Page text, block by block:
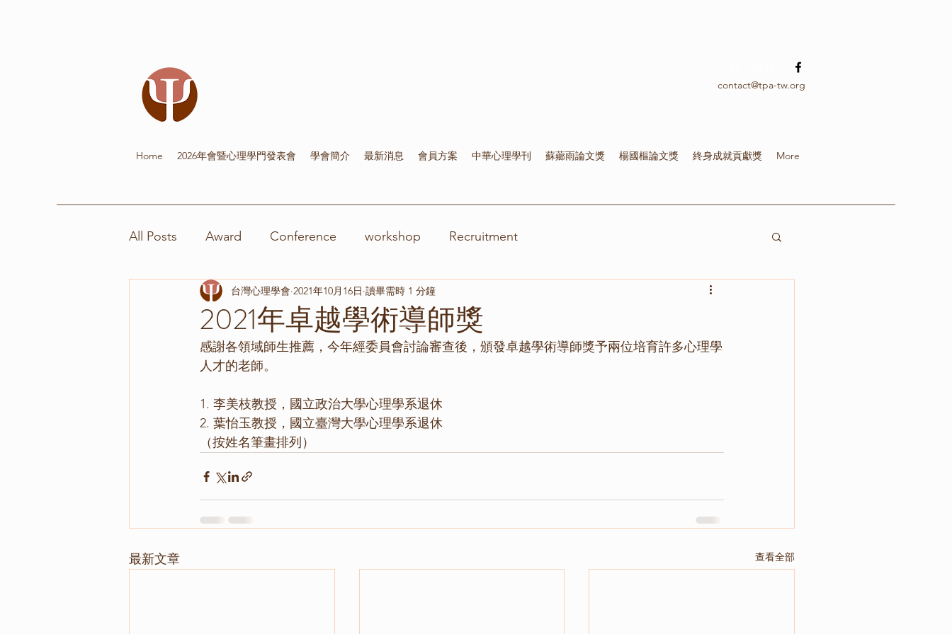
contact@tpa-tw.org
Home 2026年會暨心理學門發表會 學會簡介 最新消息 會員方案 中華心理學刊 蘇薌雨論文獎 楊國樞論文獎 終身成就貢獻獎 More
All Posts Award Conference workshop Recruitment
2021年卓越學術導師獎
台灣心理學會 2021年10月16日 讀畢需時 1 分鐘
感謝各領域師生推薦，今年經委員會討論審查後，頒發卓越學術導師獎予兩位培育許多心理學
人才的老師。
1. 李美枝教授，國立政治大學心理學系退休
2. 葉怡玉教授，國立臺灣大學心理學系退休
（按姓名筆畫排列）
最新文章 查看全部